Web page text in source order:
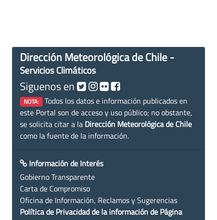
Dirección Meteorológica de Chile -
Servicios Climáticos
Siguenos en
NOTA: Todos los datos e información publicados en
este Portal son de acceso y uso público; no obstante,
se solicita citar a la Dirección Meteorológica de Chile
como la fuente de la información.
Información de Interés
Gobierno Transparente
Carta de Compromiso
Oficina de Información, Reclamos y Sugerencias
Política de Privacidad de la información de Página